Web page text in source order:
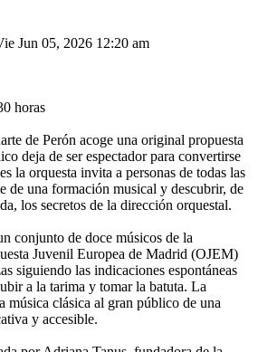
Jun 05, 2026 12:20 am
horas
de Perón acoge una original propuesta
deja de ser espectador para convertirse
la orquesta invita a personas de todas las
de una formación musical y descubrir, de
los secretos de la dirección orquestal.
conjunto de doce músicos de la
Juvenil Europea de Madrid (OJEM)
siguiendo las indicaciones espontáneas
a la tarima y tomar la batuta. La
música clásica al gran público de una
y accesible.